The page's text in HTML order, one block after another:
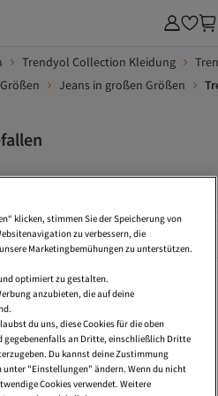
Trendyol Collection Kleidung
Jeans in großen Größen
Alles Sehen
Jeans
Jeggings
Jeans
Jeans Straight Leg
Fit
Regular Fit Jeans
klicken, stimmen Sie der Speicherung von
zu verbessern, die
Marketingbemühungen zu unterstützen.
optimiert zu gestalten.
anzubieten, die auf deine
du uns, diese Cookies für die oben
gegebenenfalls an Dritte, einschließlich Dritte
Du kannst deine Zustimmung
unter "Einstellungen" ändern. Wenn du nicht
Cookies verwendet. Weitere